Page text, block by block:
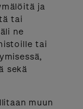
ja
tai
ne
tai
sekä
muun